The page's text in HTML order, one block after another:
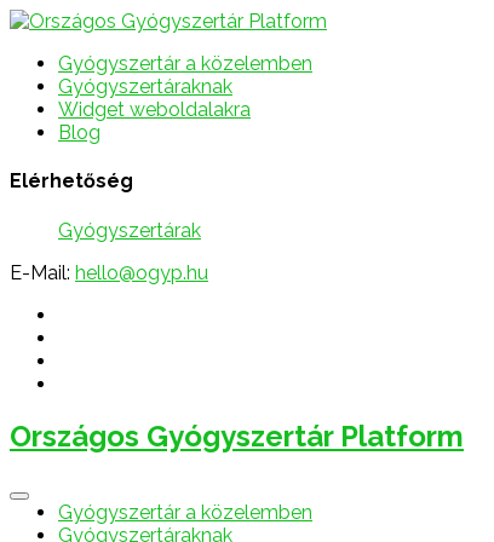
Gyógyszertár a közelemben
Gyógyszertáraknak
Widget weboldalakra
Blog
Elérhetőség
Gyógyszertárak
E-Mail: hello@ogyp.hu
Országos Gyógyszertár Platform
Gyógyszertár a közelemben
Gyógyszertáraknak